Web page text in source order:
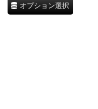
オプション選択